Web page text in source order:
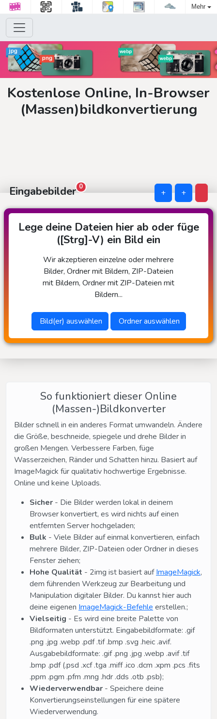
Mehr
Kostenlose Online, In-Browser
(Massen)bildkonvertierung
0
Eingabebilder + +
Lege deine Dateien hier ab oder füge
([Strg]-V) ein Bild ein
Wir akzeptieren einzelne oder mehrere
Bilder, Ordner mit Bildern, ZIP-Dateien
mit Bildern, Ordner mit ZIP-Dateien mit
Bildern...
Bild(er) auswählen Ordner auswählen
So funktioniert dieser Online
(Massen-)Bildkonverter
Bilder schnell in ein anderes Format umwandeln. Ändere
die Größe, beschneide, spiegele und drehe Bilder in
großen Mengen. Verbessere Farben, füge
Wasserzeichen, Ränder und Schatten hinzu. Basiert auf
ImageMagick für qualitativ hochwertige Ergebnisse.
Online und keine Uploads.
Sicher - Die Bilder werden lokal in deinem
Browser konvertiert, es wird nichts auf einen
entfernten Server hochgeladen;
Bulk - Viele Bilder auf einmal konvertieren, einfach
mehrere Bilder, ZIP-Dateien oder Ordner in dieses
Fenster ziehen;
Hohe Qualität - 2img ist basiert aufImageMagick,
dem führenden Werkzeug zur Bearbeitung und
Manipulation digitaler Bilder. Du kannst hier auch
deine eigenen ImageMagick-Befehle erstellen.;
Vielseitig - Es wird eine breite Palette von
Bildformaten unterstützt. Eingabebildformate: .gif
.png .jpg .webp .pdf .tif .bmp .svg .heic .avif.
Ausgabebildformate: .gif .png .jpg .webp .avif .tif
.bmp .pdf (.psd .xcf .tga .miff .ico .dcm .xpm .pcs .fits
.ppm .pgm .pfm .mng .hdr .dds .otb .psb);
Wiederverwendbar - Speichere deine
Konvertierungseinstellungen für eine spätere
Wiederverwendung.